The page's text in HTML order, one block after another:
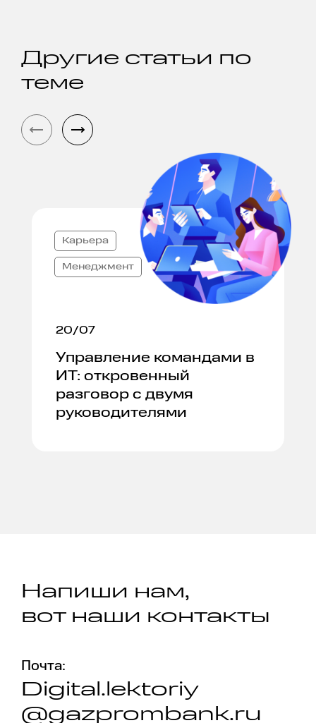
Другие статьи по
теме
Карьера
Менеджмент
20/07
Управление командами в
ИТ: откровенный
разговор с двумя
руководителями
Напиши нам,
вот наши контакты
Почта:
Digital.lektoriy
@gazprombank.ru